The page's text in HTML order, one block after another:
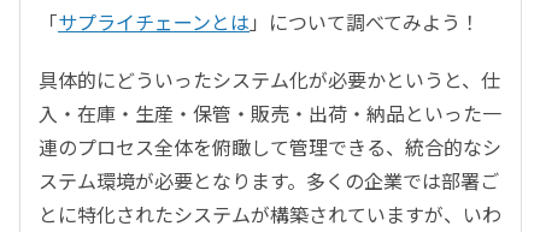
「サプライチェーンとは 」について調べてみよう！
具体的にどういったシステム化が必要かというと、仕
入・在庫・生産・保管・販売・出荷・納品といった一
連のプロセス全体を俯瞰して管理できる、統合的なシ
ステム環境が必要となります。多くの企業では部署ご
とに特化されたシステムが構築されていますが、いわ